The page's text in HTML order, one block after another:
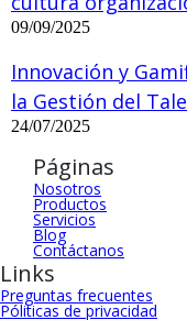
09/09/2025
Innovación y
la Gestión del
24/07/2025
Páginas
Nosotros
Productos
Servicios
Blog
Contáctanos
Links
Preguntas frecuentes
Póliticas de privacidad